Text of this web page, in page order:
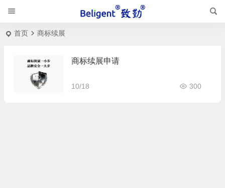
首页 商标续展
商标续展申请
10/18 300